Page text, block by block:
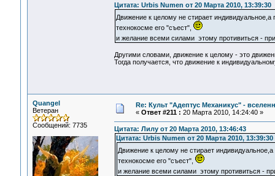
Цитата: Urbis Numen от 20 Марта 2010, 13:39:30
Движение к целому не стирает
технокосме его "съест",
и желание всеми силами этому противиться -
Другими словами, движение к целому - это
Тогда получается, что движение к
Quangel
Ветеран
Сообщений: 7735
Re: Культ "Адептус Механикус" -
« Ответ #211 : 20 Марта 2010, 14:24:40 »
Цитата: Лилу от 20 Марта 2010, 13:46:43
Цитата: Urbis Numen от 20 Марта 2010, 13:39:30
Движение к целому не стирает
технокосме его "съест",
и желание всеми силами этому противиться -